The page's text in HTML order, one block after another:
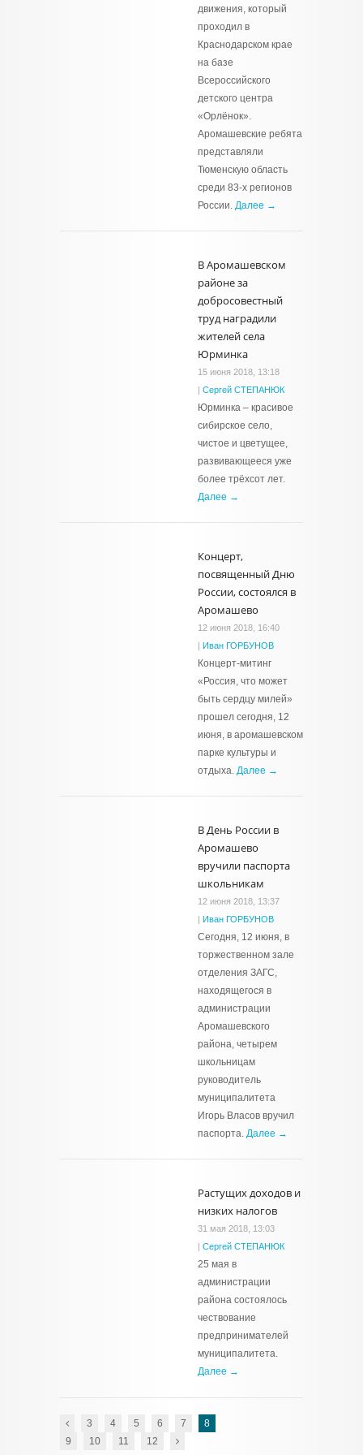
движения, который
проходил в
Краснодарском крае
на базе
Всероссийского
детского центра
«Орлёнок».
Аромашевские ребята
представляли
Тюменскую область
среди 83-х регионов
России. Далее →
В Аромашевском
районе за
добросовестный
труд наградили
жителей села
Юрминка
15 июня 2018, 13:18
| Сергей СТЕПАНЮК
Юрминка – красивое
сибирское село,
чистое и цветущее,
развивающееся уже
более трёхсот лет.
Далее →
Концерт,
посвященный Дню
России, состоялся в
Аромашево
12 июня 2018, 16:40
| Иван ГОРБУНОВ
Концерт-митинг
«Россия, что может
быть сердцу милей»
прошел сегодня, 12
июня, в аромашевском
парке культуры и
отдыха. Далее →
В День России в
Аромашево
вручили паспорта
школьникам
12 июня 2018, 13:37
| Иван ГОРБУНОВ
Сегодня, 12 июня, в
торжественном зале
отделения ЗАГС,
находящегося в
администрации
Аромашевского
района, четырем
школьницам
руководитель
муниципалитета
Игорь Власов вручил
паспорта. Далее →
Растущих доходов и
низких налогов
31 мая 2018, 13:03
| Сергей СТЕПАНЮК
25 мая в
администрации
района состоялось
чествование
предпринимателей
муниципалитета.
Далее →
3 4 5 6 7
8
9
10 11 12